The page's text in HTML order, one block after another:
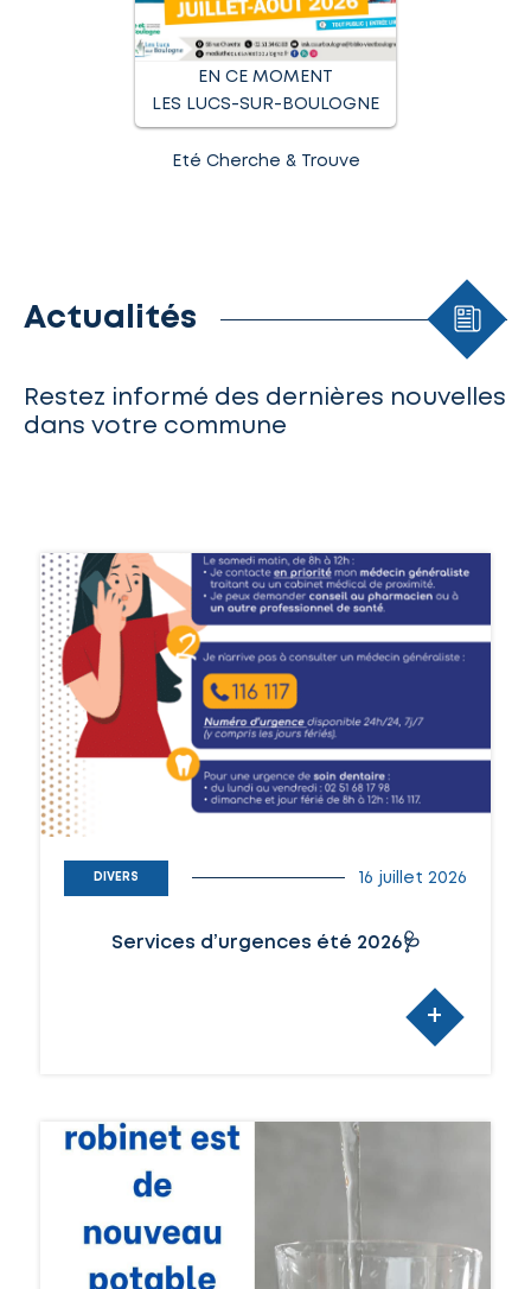
EN CE MOMENT
LES LUCS-SUR-BOULOGNE
Eté Cherche & Trouve
Actualités
Restez informé des dernières nouvelles
dans votre commune
DIVERS 16 juillet 2026
Services d’urgences été 2026🩺
+